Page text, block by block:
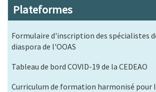
Plateformes
Formulaire d'inscription des spécialistes
diaspora de l'OOAS
Tableau de bord COVID-19 de la CEDEAO
Curriculum de formation harmonisé pour